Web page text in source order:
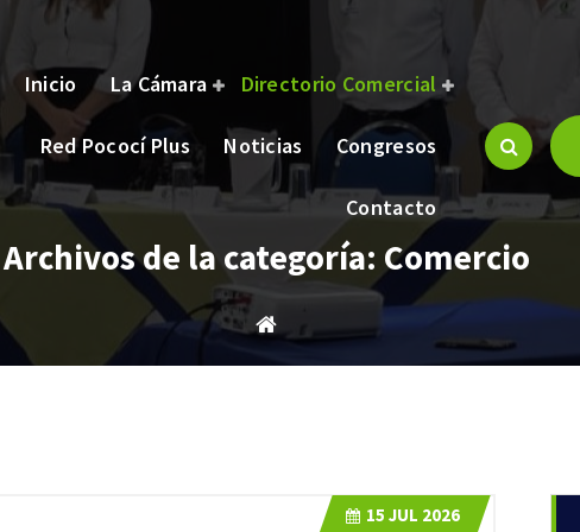
brindar bienestar y oportunidades a nuestros asociados.
Inicio La Cámara Directorio Comercial
Red Pococí Plus Noticias Congresos
Contacto
Archivos de la categoría: Comercio
15 JUL 2026